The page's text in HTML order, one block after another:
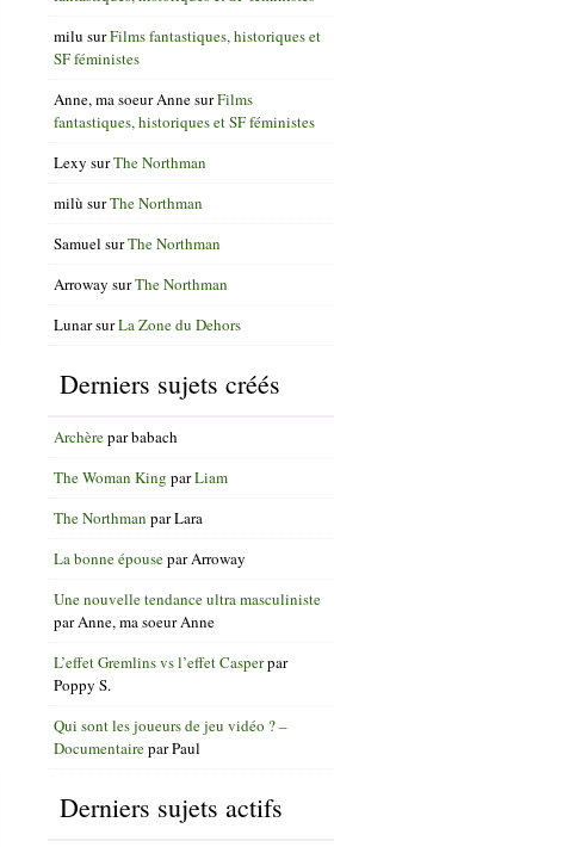
milu surFilms fantastiques, historiques et
SF féministes
Anne, ma soeur AnnesurFilms
fantastiques, historiques et SF féministes
Lexy surThe Northman
milù surThe Northman
Samuel surThe Northman
Arroway surThe Northman
LunarsurLa Zone du Dehors
Derniers sujets créés
Archèreparbabach
The Woman King parLiam
The Northman parLara
La bonne épouseparArroway
Une nouvelle tendance ultra masculiniste
parAnne, ma soeur Anne
L’effet Gremlins vs l’effet Casperpar
Poppy S.
Qui sont les joueurs de jeu vidéo ? –
DocumentaireparPaul
Derniers sujets actifs